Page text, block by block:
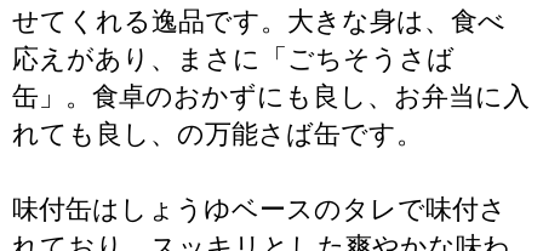
せてくれる逸品です。大きな身は、食べ
応えがあり、まさに「ごちそうさば
缶」。食卓のおかずにも良し、お弁当に入
れても良し、の万能さば缶です。
味付缶はしょうゆベースのタレで味付さ